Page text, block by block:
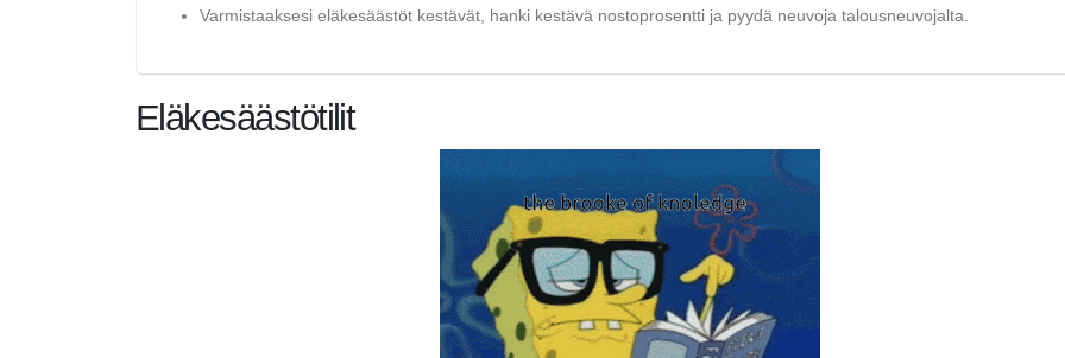
Varmistaaksesi eläkesäästöt kestävät, hanki kestävä nostoprosentti ja pyydä neuvoja talousneuvojalta.
Eläkesäästötilit